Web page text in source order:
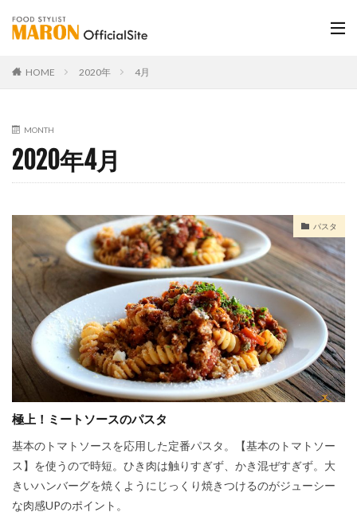
HOME 2020年 4月
MONTH
2020年4月
パスタ
極上！ミートソースのパスタ
基本のトマトソースを応用した定番パスタ。【基本のトマトソー
ス】を使うので時短。ひき肉は触りすぎず、かき混ぜすぎず。大
きいハンバーグを焼くようにじっくり焼きつけるのがジューシー
な肉感UPのポイント。